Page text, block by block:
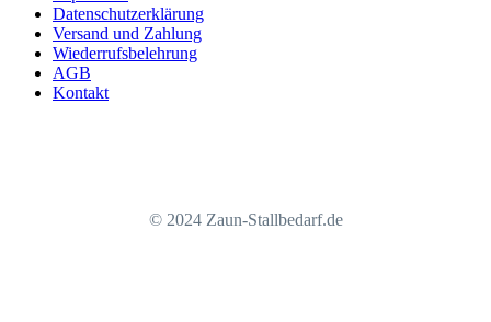
Datenschutzerklärung
Versand und Zahlung
Wiederrufsbelehrung
AGB
Kontakt
© 2024 Zaun-Stallbedarf.de